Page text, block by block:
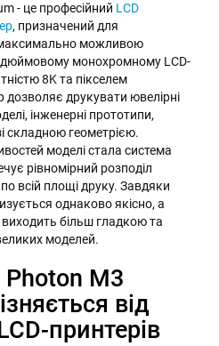
- це професійний LCD
, призначений для
максимально можливою
дюймовому монохромному LCD-
8K та пікселем
друкувати ювелірні
інженерні прототипи,
складною геометрією.
моделі стала система
рівномірний розподіл
всій площі друку. Завдяки
однаково якісно, а
більш гладкою та
моделей.
M3
від
принтерів